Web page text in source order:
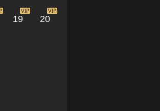
19 20